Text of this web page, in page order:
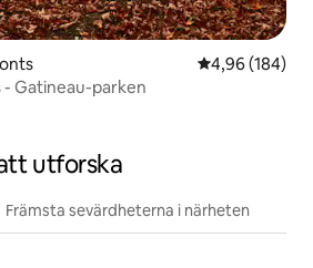
4,96 av 5 i
4,96 (184)
- Gatineau-parken
utforska
Främsta sevärdheterna i närheten